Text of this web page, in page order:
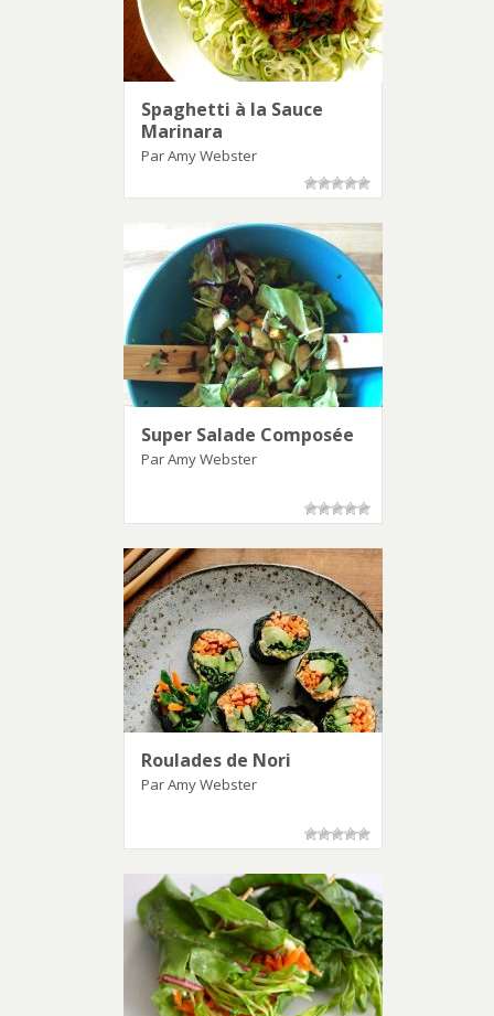
Spaghetti à la Sauce
Marinara
Par Amy Webster
Super Salade Composée
Par Amy Webster
Roulades de Nori
Par Amy Webster